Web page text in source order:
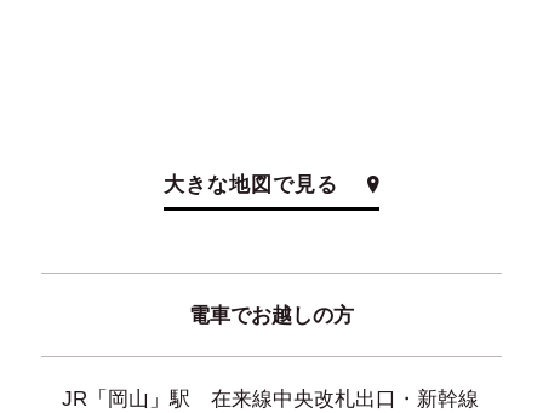
大きな地図で見る
電車でお越しの方
JR「岡山」駅 在来線中央改札出口・新幹線